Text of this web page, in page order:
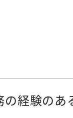
の経験のあ